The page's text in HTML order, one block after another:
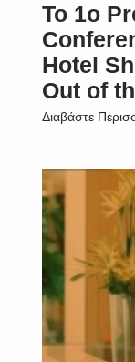
Το 1ο
Hotel
Out of
Διαβάστε